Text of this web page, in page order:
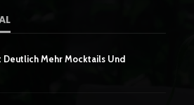
Deutlich Mehr Mocktails Und